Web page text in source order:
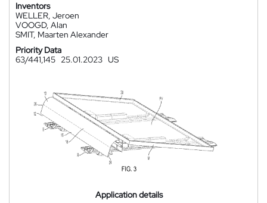
Inventors
WELLER, Jeroen
VOOGD, Alan
SMIT, Maarten Alexander
Priority Data
63/441,145 25.01.2023 US
Application details